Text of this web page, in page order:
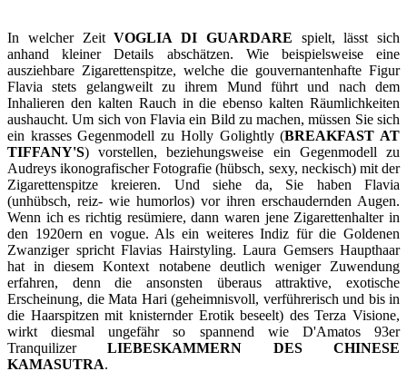
In welcher ZeitVOGLIA DI GUARDARE spielt, lässt sich
anhand kleiner Details abschätzen. Wie beispielsweise eine
ausziehbare Zigarettenspitze, welche die gouvernantenhafte Figur
Flavia stets gelangweilt zu ihrem Mund führt und nach dem
Inhalieren den kalten Rauch in die ebenso kalten Räumlichkeiten
aushaucht. Um sich von Flavia ein Bild zu machen, müssen Sie sich
ein krasses Gegenmodell zu Holly Golightly (BREAKFAST AT
TIFFANY'S) vorstellen, beziehungsweise ein Gegenmodell zu
Audreys ikonografischer Fotografie (hübsch, sexy, neckisch) mit der
Zigarettenspitze kreieren. Und siehe da, Sie haben Flavia
(unhübsch, reiz- wie humorlos) vor ihren erschaudernden Augen.
Wenn ich es richtig resümiere, dann waren jene Zigarettenhalter in
den 1920ern en vogue. Als ein weiteres Indiz für die Goldenen
Zwanziger spricht Flavias Hairstyling. Laura Gemsers Haupthaar
hat in diesem Kontext notabene deutlich weniger Zuwendung
erfahren, denn die ansonsten überaus attraktive, exotische
Erscheinung, die Mata Hari (geheimnisvoll, verführerisch und bis in
die Haarspitzen mit knisternder Erotik beseelt) des Terza Visione,
wirkt diesmal ungefähr so spannend wie D'Amatos 93er
TranquilizerLIEBESKAMMERN DES CHINESE
KAMASUTRA.